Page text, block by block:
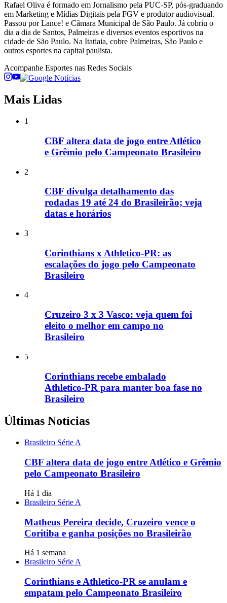
Rafael Oliva é formado em Jornalismo pela PUC-SP, pós-graduando
em Marketing e Mídias Digitais pela FGV e produtor audiovisual.
Passou por Lance! e Câmara Municipal de São Paulo. Já cobriu o
dia a dia de Santos, Palmeiras e diversos eventos esportivos na
cidade de São Paulo. Na Itatiaia, cobre Palmeiras, São Paulo e
outros esportes na capital paulista.
Acompanhe Esportes nas Redes Sociais
Mais Lidas
1
CBF altera data de jogo entre Atlético
e Grêmio pelo Campeonato Brasileiro
2
CBF divulga detalhamento das
rodadas 19 até 24 do Brasileirão; veja
datas e horários
3
Corinthians x Athletico-PR: as
escalações do jogo pelo Campeonato
Brasileiro
4
Cruzeiro 3 x 3 Vasco: veja quem foi
eleito o melhor em campo no
Brasileiro
5
Corinthians recebe embalado
Athletico-PR para manter boa fase no
Brasileiro
Últimas Notícias
Brasileiro Série A
CBF altera data de jogo entre Atlético e Grêmio
pelo Campeonato Brasileiro
Há 1 dia
Brasileiro Série A
Matheus Pereira decide, Cruzeiro vence o
Coritiba e ganha posições no Brasileirão
Há 1 semana
Brasileiro Série A
Corinthians e Athletico-PR se anulam e
empatam pelo Campeonato Brasileiro